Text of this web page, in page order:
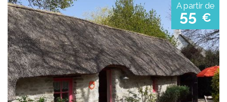
A partir de
55 €